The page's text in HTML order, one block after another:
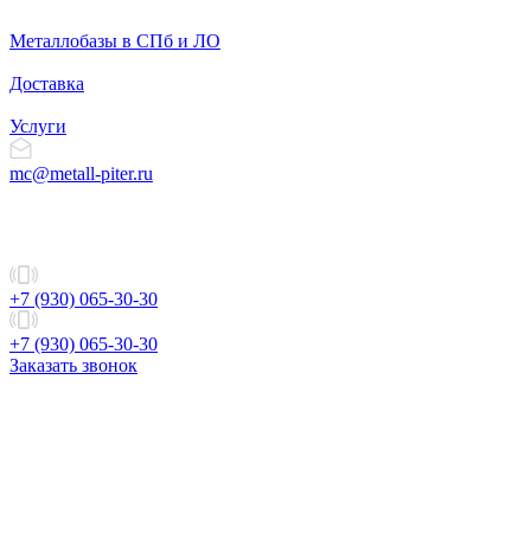
Металлобазы в СПб и ЛО
Доставка
Услуги
mc@metall-piter.ru
+7 (930) 065-30-30
+7 (930) 065-30-30
Заказать звонок